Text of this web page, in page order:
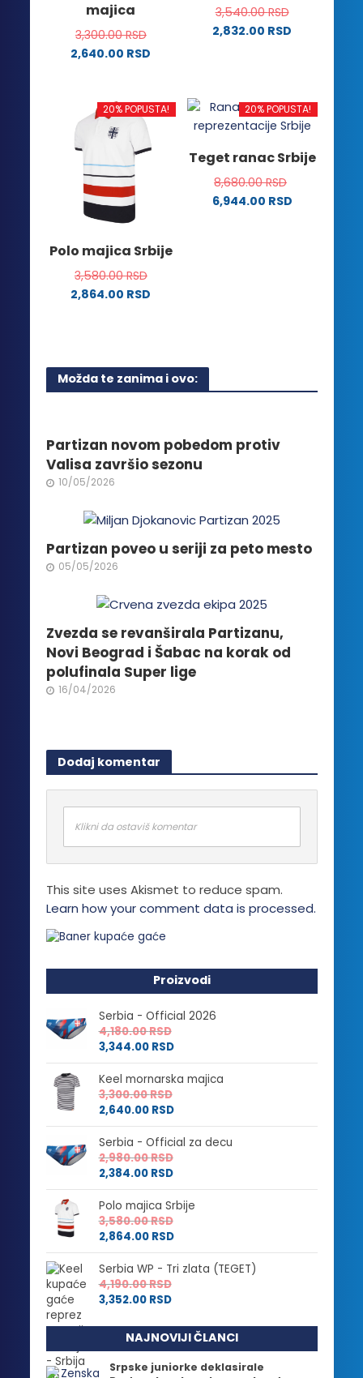
proizvoda.
proizvoda.
majica
3,300.00RSD
2,640.00 RSD
ima
više
varijanti.
Opcije
mogu
biti
izabrane
stranici
proizvoda.
3,540.00RSD
2,832.00 RSD
više
varijanti.
mogu
biti
izabrane
20% POPUSTA!
Polo majica Srbije
3,580.00RSD
2,864.00 RSD
više
varijanti.
biti
izabrane
na
proizvoda.
20% POPUSTA!
Teget ranac Srbije
8,680.00RSD
6,944.00 RSD
Možda te zanima i ovo:
Partizan novom pobedom protiv
Valisa završio sezonu
10/05/2026
Partizan poveo u seriji za peto mesto
05/05/2026
Zvezda se revanširala Partizanu,
Novi Beograd i Šabac na korak od
polufinala Super lige
16/04/2026
Dodaj komentar
Klikni da ostaviš komentar
This site uses Akismet to reduce spam.
Learn how your comment data is processed.
Proizvodi
Serbia - Official 2026
4,180.00RSD
3,344.00 RSD
Keel mornarska majica
3,300.00RSD
2,640.00 RSD
Serbia - Official za decu
2,980.00RSD
2,384.00 RSD
Polo majica Srbije
3,580.00RSD
2,864.00 RSD
Serbia WP - Tri zlata (TEGET)
4,190.00RSD
3,352.00 RSD
NAJNOVIJI ČLANCI
Srpske juniorke deklasirale